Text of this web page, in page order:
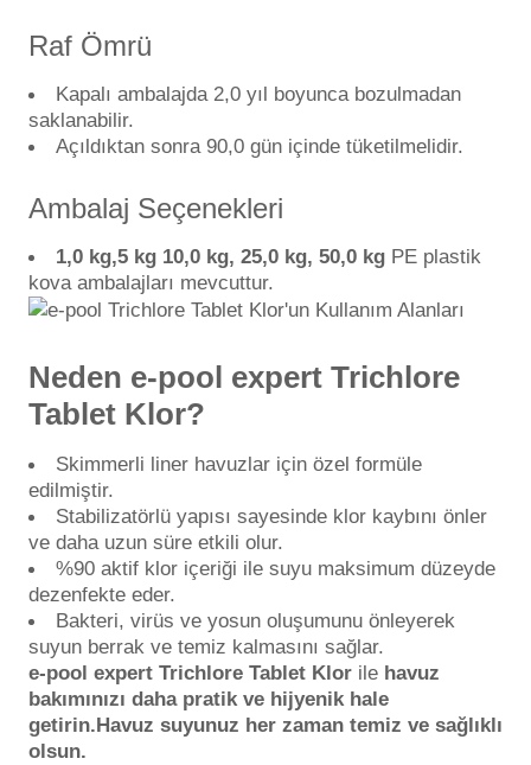
Raf Ömrü
Kapalı ambalajda 2,0 yıl boyunca bozulmadan
saklanabilir.
Açıldıktan sonra 90,0 gün içinde tüketilmelidir.
Ambalaj Seçenekleri
1,0 kg,5 kg 10,0 kg, 25,0 kg, 50,0 kg PE plastik
kova ambalajları mevcuttur.
Neden e-pool expert Trichlore
Tablet Klor?
Skimmerli liner havuzlar için özel formüle
edilmiştir.
Stabilizatörlü yapısı sayesinde klor kaybını önler
ve daha uzun süre etkili olur.
%90 aktif klor içeriği ile suyu maksimum düzeyde
dezenfekte eder.
Bakteri, virüs ve yosun oluşumunu önleyerek
suyun berrak ve temiz kalmasını sağlar.
e-pool expert Trichlore Tablet Klor ile havuz
bakımınızı daha pratik ve hijyenik hale
getirin.Havuz suyunuz her zaman temiz ve sağlıklı
olsun.